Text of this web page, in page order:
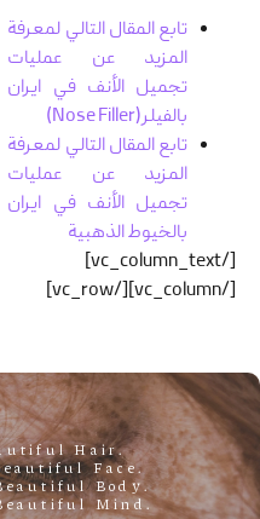
تابع المقال التالي لمعرفة
المزيد عن عمليات
تجميل الأنف في ایران
بالفيلر(Nose Filler)
تابع المقال التالي لمعرفة
المزيد عن عمليات
تجميل الأنف في ایران
بالخيوط الذهبية
[/vc_column_text]
[/vc_column][/vc_row]
.Have beautiful Hair
.Have a beautiful Face
.Have a Beautiful Body
.Have a Beautiful Mind